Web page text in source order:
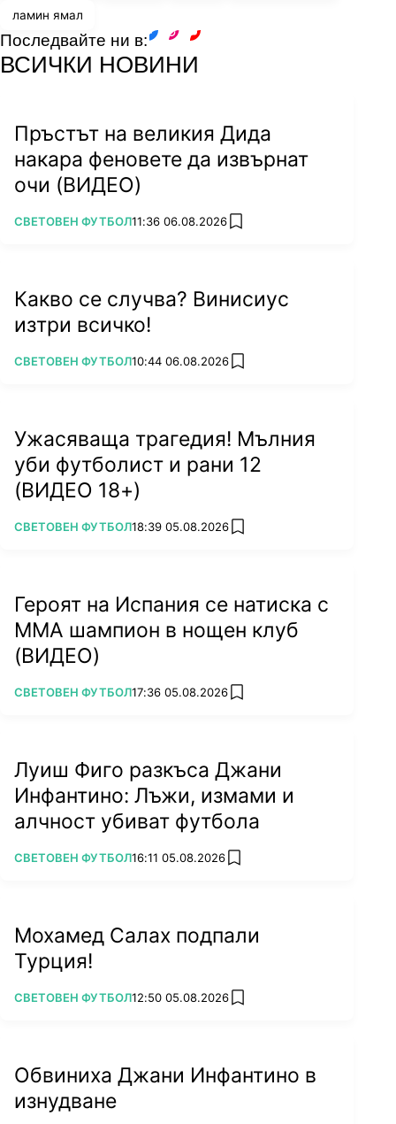
ламин ямал
Последвайте ни в:
ВСИЧКИ НОВИНИ
Пръстът на великия Дида
накара феновете да извърнат
очи (ВИДЕО)
ПОВЕЧЕ ОТ
СВЕТОВЕН ФУТБОЛ11:36 06.08.2026 add favorites
Какво се случва? Винисиус
изтри всичко!
ПОВЕЧЕ ОТ
СВЕТОВЕН ФУТБОЛ10:44 06.08.2026 add favorites
Ужасяваща трагедия! Мълния
уби футболист и рани 12
(ВИДЕО 18+)
ПОВЕЧЕ ОТ
СВЕТОВЕН ФУТБОЛ18:39 05.08.2026 add favorites
Героят на Испания се натиска с
ММА шампион в нощен клуб
(ВИДЕО)
ПОВЕЧЕ ОТ
СВЕТОВЕН ФУТБОЛ17:36 05.08.2026 add favorites
Луиш Фиго разкъса Джани
Инфантино: Лъжи, измами и
алчност убиват футбола
ПОВЕЧЕ ОТ
СВЕТОВЕН ФУТБОЛ16:11 05.08.2026 add favorites
Мохамед Салах подпали
Турция!
ПОВЕЧЕ ОТ
СВЕТОВЕН ФУТБОЛ12:50 05.08.2026 add favorites
Обвиниха Джани Инфантино в
изнудване